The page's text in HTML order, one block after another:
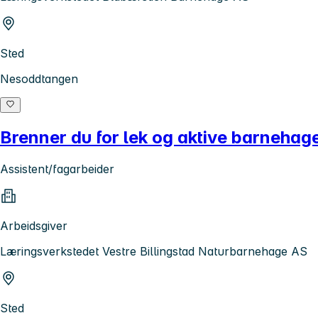
Sted
Nesoddtangen
Brenner du for lek og aktive
Assistent/fagarbeider
Arbeidsgiver
Læringsverkstedet Vestre Billingstad Naturbarnehage AS
Sted